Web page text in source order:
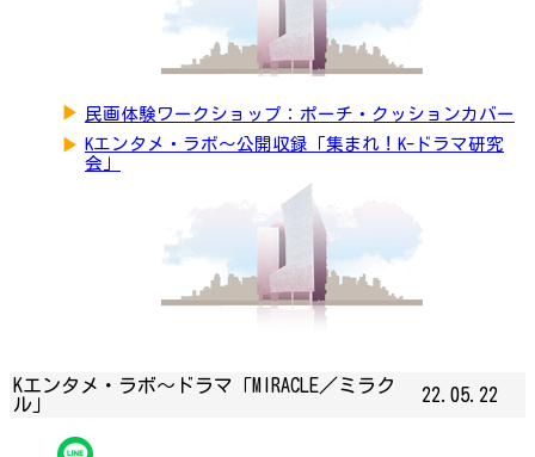
▶ 民画体験ワークショップ：ポーチ・クッションカバー
▶ Kエンタメ・ラボ～公開収録「集まれ！K-ドラマ研究
会」
Kエンタメ・ラボ～ドラマ「MIRACLE／ミラク
ル」
22.05.22